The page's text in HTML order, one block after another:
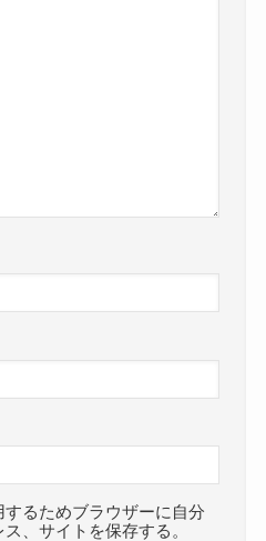
るためブラウザーに自分
、サイトを保存する。